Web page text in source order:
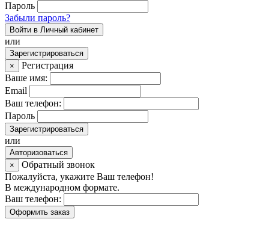
Пароль
Забыли пароль?
Войти в Личный кабинет
или
Зарегистрироваться
×
Регистрация
Ваше имя:
Email
Ваш телефон:
Пароль
Зарегистрироваться
или
Авторизоваться
×
Обратный звонок
Пожалуйста, укажите Ваш телефон!
В международном формате.
Ваш телефон:
Оформить заказ